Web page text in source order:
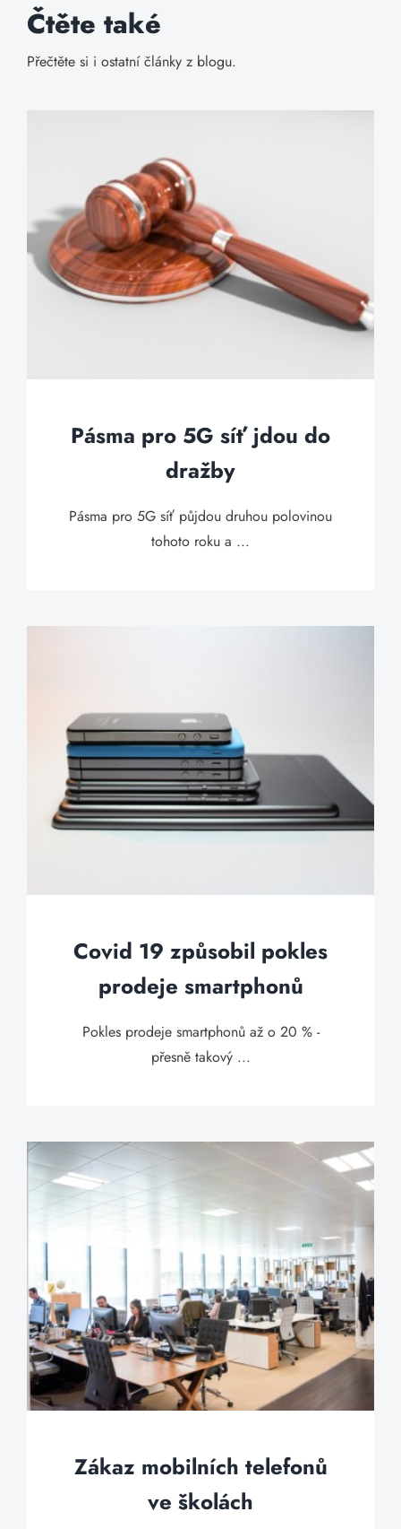
Čtěte také
Přečtěte si i ostatní články z blogu.
Pásma pro 5G síť jdou do
dražby
Pásma pro 5G síť půjdou druhou polovinou
tohoto roku a ...
Covid 19 způsobil pokles
prodeje smartphonů
Pokles prodeje smartphonů až o 20 % -
přesně takový ...
Zákaz mobilních telefonů
ve školách